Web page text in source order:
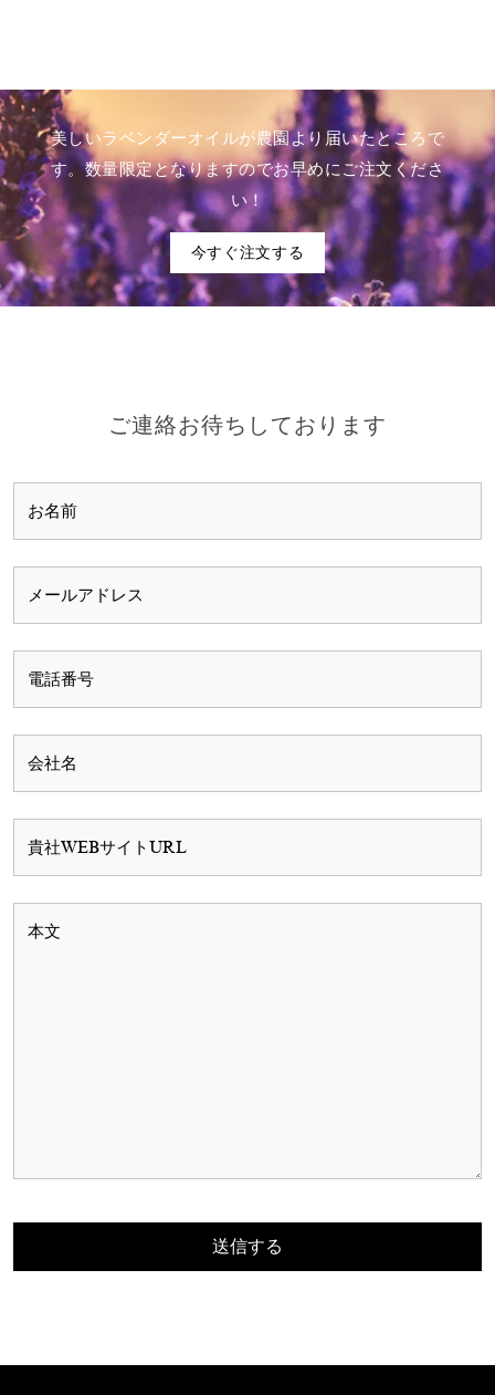
品
ー
ジ
ら
択
で
品
ペ
ー
ジ
か
ら
選
択
ー
シ
ョ
が
あ
り
ま
シ
ー
か
選
択
き
ま
す
エ
ー
シ
ョ
ン
が
あ
り
ま
シ
か
選
択
き
ま
美しいラベンダーオイルが農園より届いたところで
す。数量限定となりますのでお早めにご注文くださ
い！
今すぐ注文する
ご連絡お待ちしております